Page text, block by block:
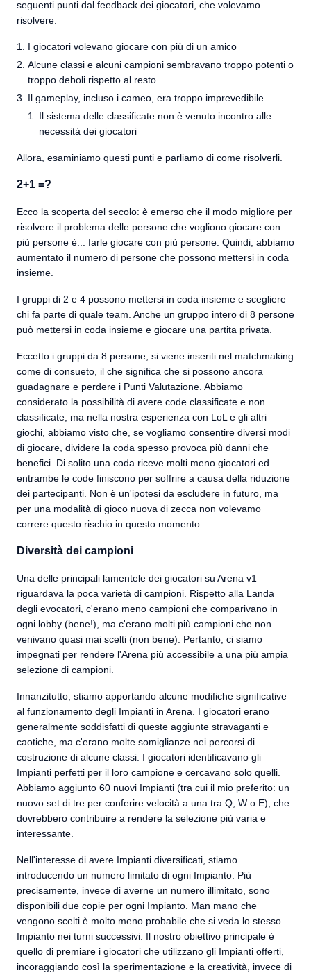
seguenti punti dal feedback dei giocatori, che volevamo
risolvere:
I giocatori volevano giocare con più di un amico
Alcune classi e alcuni campioni sembravano troppo potenti o
troppo deboli rispetto al resto
Il gameplay, incluso i cameo, era troppo imprevedibile
Il sistema delle classificate non è venuto incontro alle
necessità dei giocatori
Allora, esaminiamo questi punti e parliamo di come risolverli.
2+1 =?
Ecco la scoperta del secolo: è emerso che il modo migliore per
risolvere il problema delle persone che vogliono giocare con
più persone è... farle giocare con più persone. Quindi, abbiamo
aumentato il numero di persone che possono mettersi in coda
insieme.
I gruppi di 2 e 4 possono mettersi in coda insieme e scegliere
chi fa parte di quale team. Anche un gruppo intero di 8 persone
può mettersi in coda insieme e giocare una partita privata.
Eccetto i gruppi da 8 persone, si viene inseriti nel matchmaking
come di consueto, il che significa che si possono ancora
guadagnare e perdere i Punti Valutazione. Abbiamo
considerato la possibilità di avere code classificate e non
classificate, ma nella nostra esperienza con LoL e gli altri
giochi, abbiamo visto che, se vogliamo consentire diversi modi
di giocare, dividere la coda spesso provoca più danni che
benefici. Di solito una coda riceve molti meno giocatori ed
entrambe le code finiscono per soffrire a causa della riduzione
dei partecipanti. Non è un'ipotesi da escludere in futuro, ma
per una modalità di gioco nuova di zecca non volevamo
correre questo rischio in questo momento.
Diversità dei campioni
Una delle principali lamentele dei giocatori su Arena v1
riguardava la poca varietà di campioni. Rispetto alla Landa
degli evocatori, c'erano meno campioni che comparivano in
ogni lobby (bene!), ma c'erano molti più campioni che non
venivano quasi mai scelti (non bene). Pertanto, ci siamo
impegnati per rendere l'Arena più accessibile a una più ampia
selezione di campioni.
Innanzitutto, stiamo apportando alcune modifiche significative
al funzionamento degli Impianti in Arena. I giocatori erano
generalmente soddisfatti di queste aggiunte stravaganti e
caotiche, ma c'erano molte somiglianze nei percorsi di
costruzione di alcune classi. I giocatori identificavano gli
Impianti perfetti per il loro campione e cercavano solo quelli.
Abbiamo aggiunto 60 nuovi Impianti (tra cui il mio preferito: un
nuovo set di tre per conferire velocità a una tra Q, W o E), che
dovrebbero contribuire a rendere la selezione più varia e
interessante.
Nell'interesse di avere Impianti diversificati, stiamo
introducendo un numero limitato di ogni Impianto. Più
precisamente, invece di averne un numero illimitato, sono
disponibili due copie per ogni Impianto. Man mano che
vengono scelti è molto meno probabile che si veda lo stesso
Impianto nei turni successivi. Il nostro obiettivo principale è
quello di premiare i giocatori che utilizzano gli Impianti offerti,
incoraggiando così la sperimentazione e la creatività, invece di